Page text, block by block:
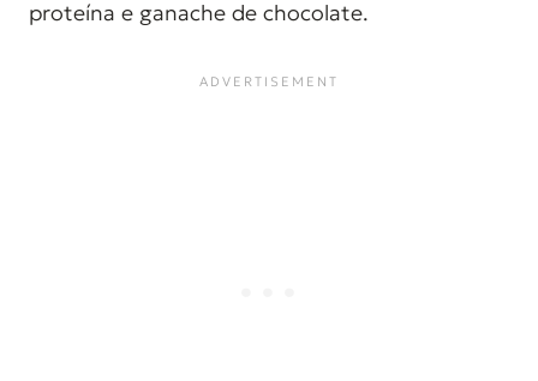
proteína e ganache de chocolate.